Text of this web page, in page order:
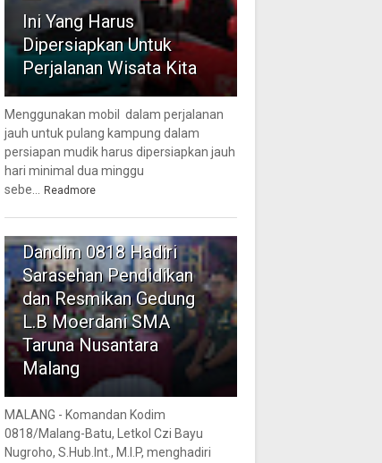
Ini Yang Harus
Dipersiapkan Untuk
Perjalanan Wisata Kita
Menggunakan mobil dalam perjalanan
jauh untuk pulang kampung dalam
persiapan mudik harus dipersiapkan jauh
hari minimal dua minggu
sebe... Readmore
2
Dandim 0818 Hadiri
Sarasehan Pendidikan
dan Resmikan Gedung
L.B Moerdani SMA
Taruna Nusantara
Malang
MALANG - Komandan Kodim
0818/Malang-Batu, Letkol Czi Bayu
Nugroho, S.Hub.Int., M.I.P, menghadiri